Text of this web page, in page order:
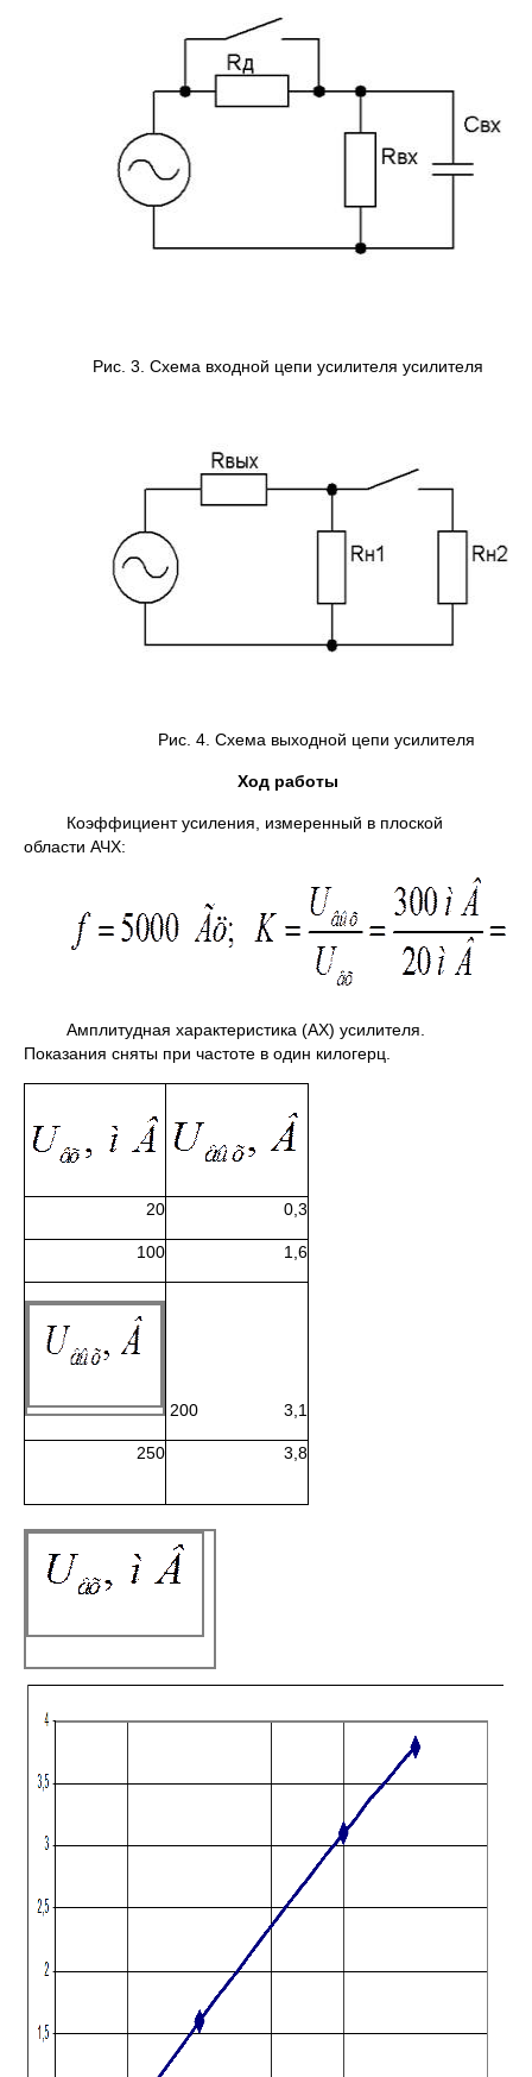
Рис. 3. Схема входной цепи усилителя усилителя
Рис. 4. Схема выходной цепи усилителя
Ход работы
Коэффициент усиления, измеренный в плоской
области АЧХ:
Амплитудная характеристика (АХ) усилителя.
Показания сняты при частоте в один килогерц.
20 0,3
100 1,6
200 3,1
250 3,8